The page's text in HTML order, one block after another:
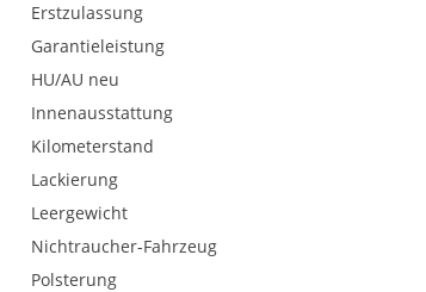
Erstzulassung
Garantieleistung
HU/AU neu
Innenausstattung
Kilometerstand
Lackierung
Leergewicht
Nichtraucher-Fahrzeug
Polsterung